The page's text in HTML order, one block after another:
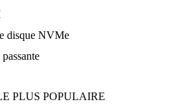
disque NVMe
PLUS POPULAIRE